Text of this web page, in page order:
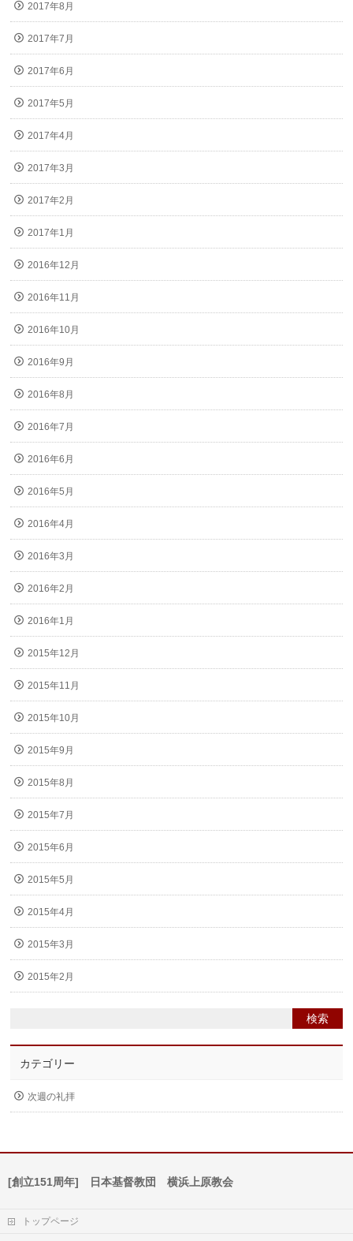
2017年8月
2017年7月
2017年6月
2017年5月
2017年4月
2017年3月
2017年2月
2017年1月
2016年12月
2016年11月
2016年10月
2016年9月
2016年8月
2016年7月
2016年6月
2016年5月
2016年4月
2016年3月
2016年2月
2016年1月
2015年12月
2015年11月
2015年10月
2015年9月
2015年8月
2015年7月
2015年6月
2015年5月
2015年4月
2015年3月
2015年2月
カテゴリー
次週の礼拝
[創立151周年] 日本基督教団 横浜上原教会
トップページ